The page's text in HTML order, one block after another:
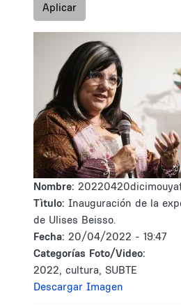
Aplicar
Nombre:
Tìtulo: Inauguración de la
de Ulises Beisso.
Fecha: 20/04/2022 - 19:47
Categorías Foto/Video:
2022, cultura, SUBTE
Descargar Imagen